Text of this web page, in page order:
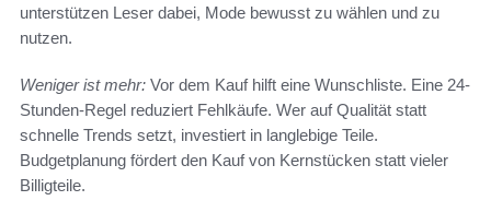
unterstützen Leser dabei, Mode bewusst zu wählen und zu
nutzen.
Weniger ist mehr: Vor dem Kauf hilft eine Wunschliste. Eine 24-
Stunden-Regel reduziert Fehlkäufe. Wer auf Qualität statt
schnelle Trends setzt, investiert in langlebige Teile.
Budgetplanung fördert den Kauf von Kernstücken statt vieler
Billigteile.